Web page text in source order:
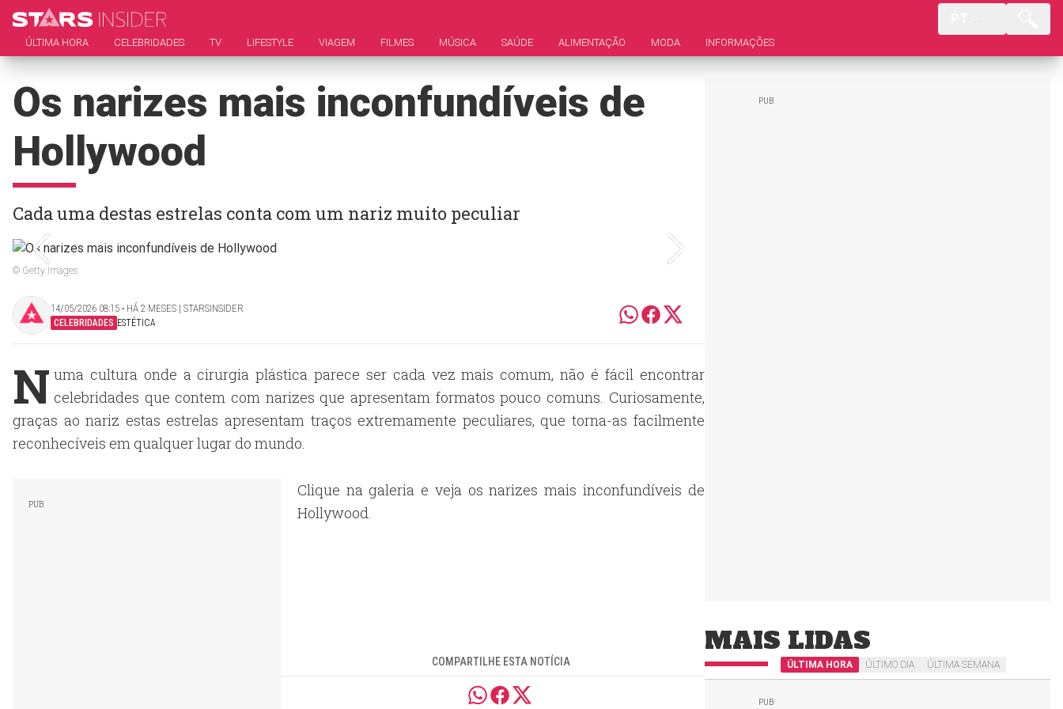
ÚLTIMA HORA CELEBRIDADES TV LIFESTYLE VIAGEM FILMES MÚSICA SAÚDE ALIMENTAÇÃO MODA INFORMAÇÕES
Os narizes mais inconfundíveis de
Hollywood
Cada uma destas estrelas conta com um nariz muito peculiar
© Getty Images
14/05/2026 08:15 ‧ HÁ 2 MESES | STARSINSIDER
CELEBRIDADES ESTÉTICA
N uma cultura onde a cirurgia plástica parece ser cada vez mais comum, não é fácil encontrar
celebridades que contem com narizes que apresentam formatos pouco comuns. Curiosamente,
graças ao nariz estas estrelas apresentam traços extremamente peculiares, que torna-as facilmente
reconhecíveis em qualquer lugar do mundo.
Clique na galeria e veja os narizes mais inconfundíveis de
Hollywood.
COMPARTILHE ESTA NOTÍCIA
MAIS LIDAS
ÚLTIMA HORA ÚLTIMO DIA ÚLTIMA SEMANA